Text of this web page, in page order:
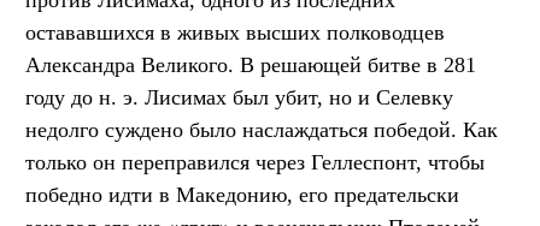
остававшихся в живых высших полководцев
Александра Великого. В решающей битве в 281
году до н. э. Лисимах был убит, но и Селевку
недолго суждено было наслаждаться победой. Как
только он переправился через Геллеспонт, чтобы
победно идти в Македонию, его предательски